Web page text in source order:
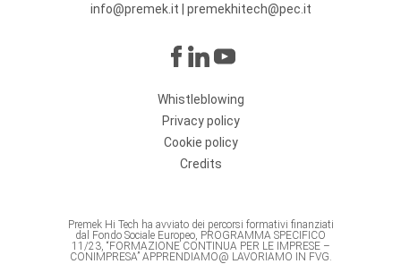
info@premek.it
premekhitech@pec.it
Whistleblowing
Privacy policy
Cookie policy
Credits
Premek Hi Tech ha avviato dei percorsi formativi finanziati
dal Fondo Sociale Europeo, PROGRAMMA SPECIFICO
11/23, “FORMAZIONE CONTINUA PER LE IMPRESE –
CONIMPRESA” APPRENDIAMO@ LAVORIAMO IN FVG.